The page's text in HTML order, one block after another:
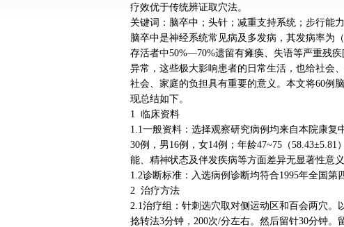
疗效优于传统辨证取穴法。
关键词：脑卒中；头针；减重支持系统；步行能力
脑卒中是神经系统常见病及多发病，其发病率为
存活者中50%—70%遗留有瘫痪、失语等严重残
异常，这些极大影响患者的日常生活，也给社会
社会、家庭的负担具有重要的意义。本文将60例
现总结如下。
1 临床资料
1.1一般资料：选择观察研究病例均来自本院康复
30例，男16例，女14例；年龄47~75（
能、精神状态及伴发疾病等方面差异无显著性意义
1.2诊断标准：入选病例诊断均符合1995年全国
2 治疗方法
2.1治疗组：针刺选穴取对侧运动区和百会两穴。
捻转法3分钟，200次/分左右。然后留针30分钟